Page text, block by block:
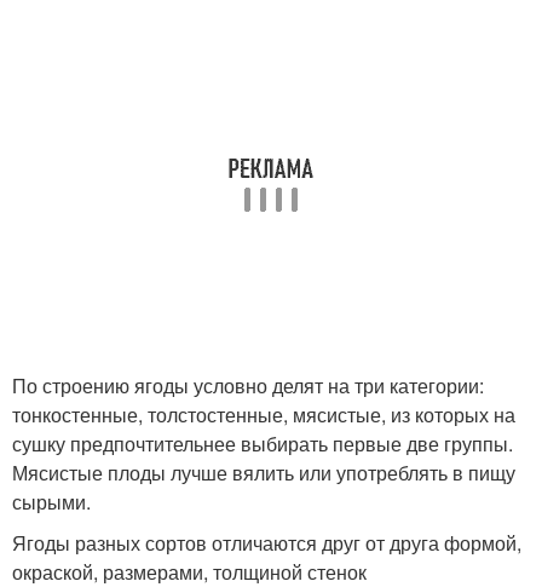
По строению ягоды условно делят на три категории:
тонкостенные, толстостенные, мясистые, из которых на
сушку предпочтительнее выбирать первые две группы.
Мясистые плоды лучше вялить или употреблять в пищу
сырыми.
Ягоды разных сортов отличаются друг от друга формой,
окраской, размерами, толщиной стенок